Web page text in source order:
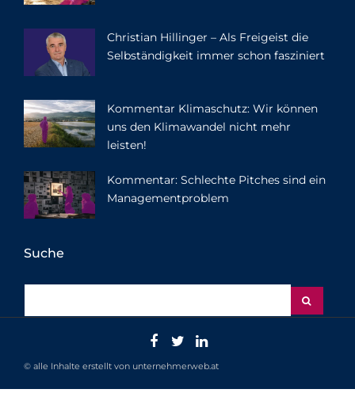
Christian Hillinger – Als Freigeist die
Selbständigkeit immer schon fasziniert
Kommentar Klimaschutz: Wir können
uns den Klimawandel nicht mehr
leisten!
Kommentar: Schlechte Pitches sind ein
Managementproblem
Suche
© alle Inhalte erstellt von unternehmerweb.at